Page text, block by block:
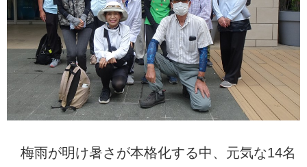
梅雨が明け暑さが本格化する中、元気な14名